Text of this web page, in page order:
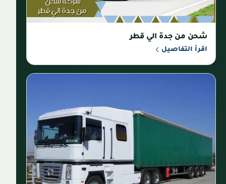
شحن من جدة الي قطر
اقرأ التفاصيل